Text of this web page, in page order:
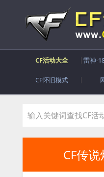
CF活动大全
CF怀旧模式
CF传